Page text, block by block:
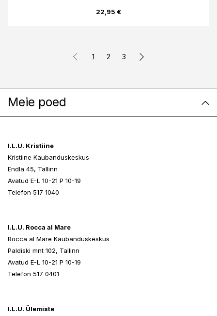
22,95 €
1 2 3
Meie poed
I.L.U. Kristiine
Kristiine Kaubanduskeskus
Endla 45, Tallinn
Avatud E-L 10-21 P 10-19
Telefon 517 1040
I.L.U. Rocca al Mare
Rocca al Mare Kaubanduskeskus
Paldiski mnt 102, Tallinn
Avatud E-L 10-21 P 10-19
Telefon 517 0401
I.L.U. Ülemiste